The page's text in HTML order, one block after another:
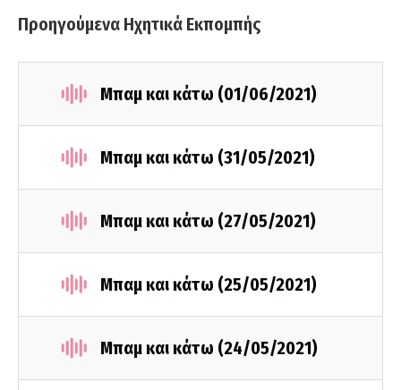
Προηγούμενα Ηχητικά Εκπομπής
Μπαμ και κάτω (01/06/2021)
Μπαμ και κάτω (31/05/2021)
Μπαμ και κάτω (27/05/2021)
Μπαμ και κάτω (25/05/2021)
Μπαμ και κάτω (24/05/2021)